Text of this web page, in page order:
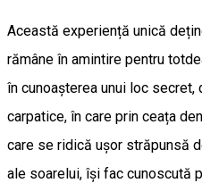
Această experiență unică
rămâne în amintire pentru
în cunoașterea unui loc
carpatice, în care prin ceața
care se ridică ușor străpunsă
ale soarelui, își fac cunoscută